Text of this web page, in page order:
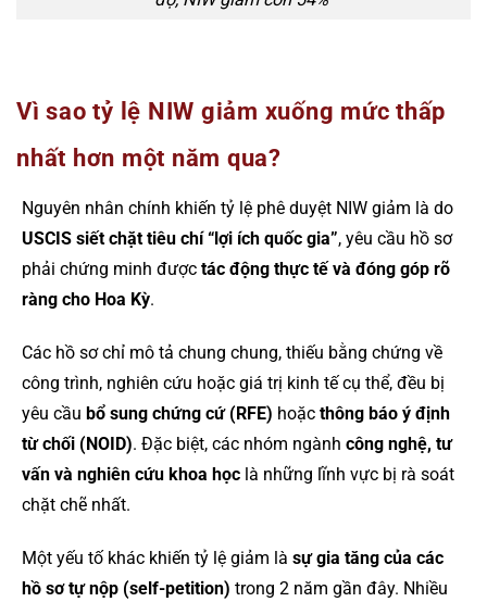
Vì sao tỷ lệ NIW giảm xuống mức thấp
nhất hơn một năm qua?
Nguyên nhân chính khiến tỷ lệ phê duyệt NIW giảm là do
USCIS siết chặt tiêu chí “lợi ích quốc gia”, yêu cầu hồ sơ
phải chứng minh được tác động thực tế và đóng góp rõ
ràng cho Hoa Kỳ.
Các hồ sơ chỉ mô tả chung chung, thiếu bằng chứng về
công trình, nghiên cứu hoặc giá trị kinh tế cụ thể, đều bị
yêu cầu bổ sung chứng cứ (RFE) hoặc thông báo ý định
từ chối (NOID). Đặc biệt, các nhóm ngành công nghệ, tư
vấn và nghiên cứu khoa học là những lĩnh vực bị rà soát
chặt chẽ nhất.
Một yếu tố khác khiến tỷ lệ giảm là sự gia tăng của các
hồ sơ tự nộp (self-petition) trong 2 năm gần đây. Nhiều